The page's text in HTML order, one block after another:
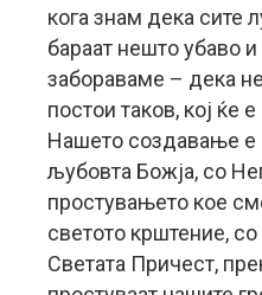
кога знам дека сите
бараат нешто убаво и
забораваме – дека
постои таков, кој ќе
Нашето создавање е
љубовта Божја, со
простувањето кое
светото крштение,
Светата Причест,